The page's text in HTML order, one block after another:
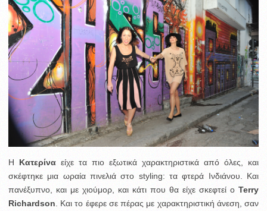
Η Κατερίνα είχε τα πιο εξωτικά χαρακτηριστικά από όλες, και
σκέφτηκε μια ωραία πινελιά στο styling: τα φτερά Ινδιάνου. Και
πανέξυπνο, και με χιούμορ, και κάτι που θα είχε σκεφτεί ο Terry
Richardson . Και το έφερε σε πέρας με χαρακτηριστική άνεση, σαν